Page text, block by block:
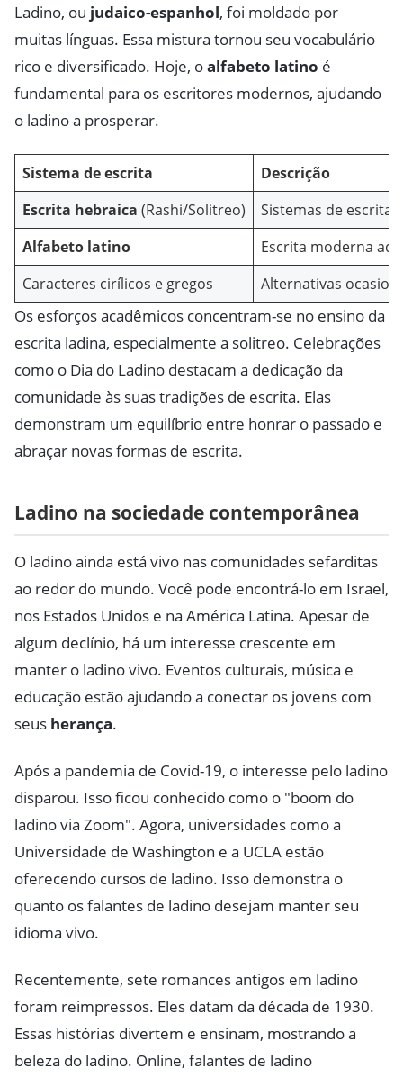
Ladino, ou judaico-espanhol, foi moldado por
muitas línguas. Essa mistura tornou seu vocabulário
rico e diversificado. Hoje, oalfabeto latino é
fundamental para os escritores modernos, ajudando
o ladino a prosperar.
Sistema de escrita
Descrição
Escrita hebraica (Rashi/Solitreo)
Sistemas de escrita
Alfabeto latino
Escrita moderna
Caracteres cirílicos e gregos
Alternativas
Os esforços acadêmicos concentram-se no ensino da
escrita ladina, especialmente a solitreo. Celebrações
como o Dia do Ladino destacam a dedicação da
comunidade às suas tradições de escrita. Elas
demonstram um equilíbrio entre honrar o passado e
abraçar novas formas de escrita.
Ladino na sociedade contemporânea
O ladino ainda está vivo nas comunidades sefarditas
ao redor do mundo. Você pode encontrá-lo em Israel,
nos Estados Unidos e na América Latina. Apesar de
algum declínio, há um interesse crescente em
manter o ladino vivo. Eventos culturais, música e
educação estão ajudando a conectar os jovens com
seus herança.
Após a pandemia de Covid-19, o interesse pelo ladino
disparou. Isso ficou conhecido como o "boom do
ladino via Zoom". Agora, universidades como a
Universidade de Washington e a UCLA estão
oferecendo cursos de ladino. Isso demonstra o
quanto os falantes de ladino desejam manter seu
idioma vivo.
Recentemente, sete romances antigos em ladino
foram reimpressos. Eles datam da década de 1930.
Essas histórias divertem e ensinam, mostrando a
beleza do ladino. Online, falantes de ladino